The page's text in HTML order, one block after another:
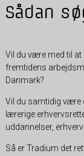
Sådan
Vil du være med til at
fremtidens
Danmark?
Vil du samtidig være
lærerige
uddannelser,
Så er Tradium det